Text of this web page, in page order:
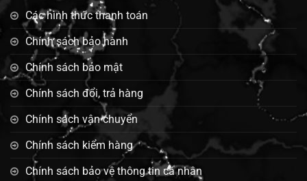
Các hình thức thanh toán
Chính sách bảo hành
Chính sách bảo mật
Chính sách đổi, trả hàng
Chính sách vận chuyển
Chính sách kiểm hàng
Chính sách bảo vệ thông tin cá nhân